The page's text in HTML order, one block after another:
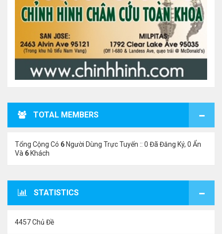
TOTAL MEMBERS
Tổng Cộng Có 6 Người Dùng Trực Tuyến :: 0 Đã Đăng Ký, 0 Ẩn
Và 6 Khách
STATISTICS
4457 Chủ Đề